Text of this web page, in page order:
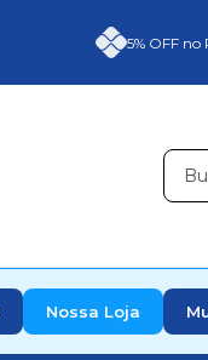
5% OFF no
Nossa Loja